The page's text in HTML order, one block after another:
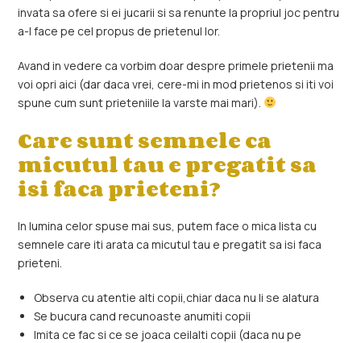
invata sa ofere si ei jucarii si sa renunte la propriul joc pentru
a-l face pe cel propus de prietenul lor.
Avand in vedere ca vorbim doar despre primele prietenii ma
voi opri aici (dar daca vrei, cere-mi in mod prietenos si iti voi
spune cum sunt prieteniile la varste mai mari).
Care sunt semnele ca
micutul tau e pregatit sa
isi faca prieteni?
In lumina celor spuse mai sus, putem face o mica lista cu
semnele care iti arata ca micutul tau e pregatit sa isi faca
prieteni.
Observa cu atentie alti copii,chiar daca nu li se alatura
Se bucura cand recunoaste anumiti copii
Imita ce fac si ce se joaca ceilalti copii (daca nu pe